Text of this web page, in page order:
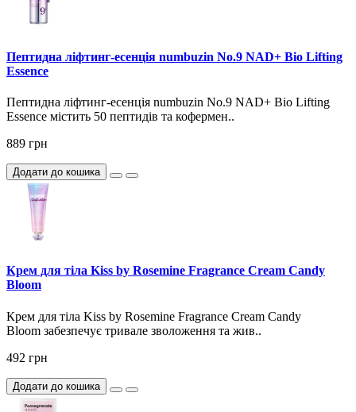
Пептидна ліфтинг-есенція numbuzin No.9 NAD+ Bio Lifting
Essence
Пептидна ліфтинг-есенція numbuzin No.9 NAD+ Bio Lifting
Essence містить 50 пептидів та кофермен..
889 грн
Додати до кошика
Крем для тіла Kiss by Rosemine Fragrance Cream Candy
Bloom
Крем для тіла Kiss by Rosemine Fragrance Cream Candy
Bloom забезпечує тривале зволоження та жив..
492 грн
Додати до кошика